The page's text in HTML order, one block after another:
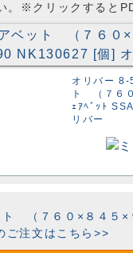
。※クリックすると
オリバー
ト （７６
ｪｱﾍﾞｯﾄ
リバー
（７６０×８４５×
注文はこちら>>